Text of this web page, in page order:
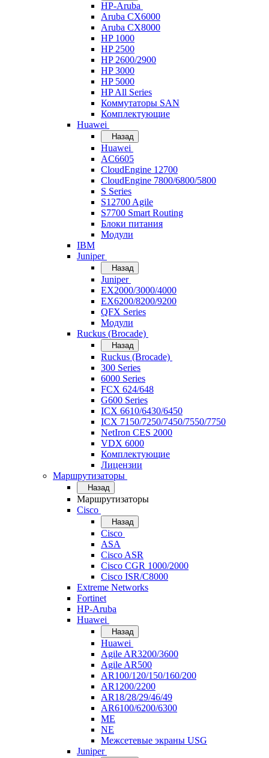
HP-Aruba
Aruba CX6000
Aruba CX8000
HP 1000
HP 2500
HP 2600/2900
HP 3000
HP 5000
HP All Series
Коммутаторы SAN
Комплектующие
Huawei
Назад
Huawei
AC6605
CloudEngine 12700
CloudEngine 7800/6800/5800
S Series
S12700 Agile
S7700 Smart Routing
Блоки питания
Модули
IBM
Juniper
Назад
Juniper
EX2000/3000/4000
EX6200/8200/9200
QFX Series
Модули
Ruckus (Brocade)
Назад
Ruckus (Brocade)
300 Series
6000 Series
FCX 624/648
G600 Series
ICX 6610/6430/6450
ICX 7150/7250/7450/7550/7750
NetIron CES 2000
VDX 6000
Комплектующие
Лицензии
Маршрутизаторы
Назад
Маршрутизаторы
Cisco
Назад
Cisco
ASA
Cisco ASR
Cisco CGR 1000/2000
Cisco ISR/С8000
Extreme Networks
Fortinet
HP-Aruba
Huawei
Назад
Huawei
Agile AR3200/3600
Agile AR500
AR100/120/150/160/200
AR1200/2200
AR18/28/29/46/49
AR6100/6200/6300
ME
NE
Межсетевые экраны USG
Juniper